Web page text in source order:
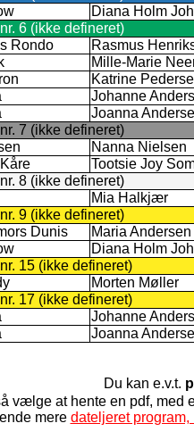
Diana Holm
6 (ikke defineret)
Rondo
Rasmus
Mille-Marie
Katrine
Johanne
Joanna
7 (ikke defineret)
Nanna Nielsen
Tootsie Joy
8 (ikke defineret)
Mia Halkjær
9 (ikke defineret)
Dunis
Maria Andersen
Diana Holm
15 (ikke defineret)
Morten Møller
17 (ikke defineret)
Johanne
Joanna
Du kan e.v.t.
vælge at hente en pdf, med
mere dateljeret